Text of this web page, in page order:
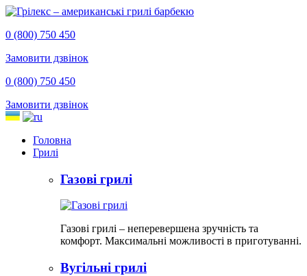
0 (800) 750 450
Замовити дзвінок
0 (800) 750 450
Замовити дзвінок
Головна
Грилі
Газові грилі
Газові грилі – неперевершена зручність та
комфорт. Максимальні можливості в приготуванні.
Вугільні грилі